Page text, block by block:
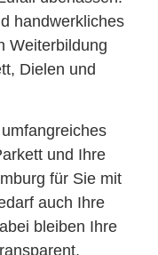
handwerkliches
Weiterbildung
Dielen und
und Ihre
für Sie mit
auch Ihre
bleiben Ihre